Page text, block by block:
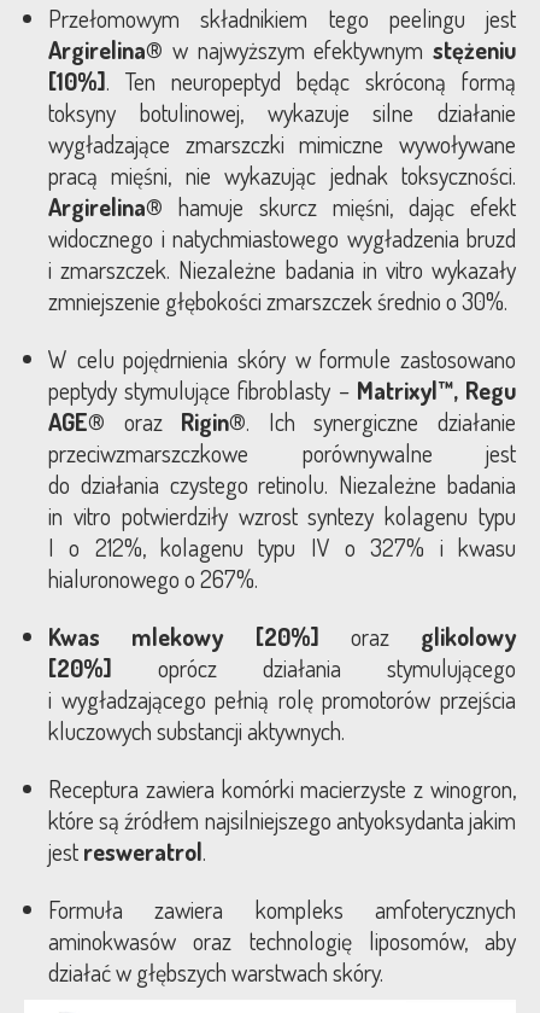
Przełomowym składnikiem tego peelingu jest
Argirelina® w najwyższym efektywnym stężeniu
[10%]. Ten neuropeptyd będąc skróconą formą
toksyny botulinowej, wykazuje silne działanie
wygładzające zmarszczki mimiczne wywoływane
pracą mięśni, nie wykazując jednak toksyczności.
Argirelina® hamuje skurcz mięśni, dając efekt
widocznego i natychmiastowego wygładzenia bruzd
i zmarszczek. Niezależne badania in vitro wykazały
zmniejszenie głębokości zmarszczek średnio o 30%.
W celu pojędrnienia skóry w formule zastosowano
peptydy stymulujące fibroblasty – Matrixyl™, Regu
AGE® oraz Rigin®. Ich synergiczne działanie
przeciwzmarszczkowe porównywalne jest
do działania czystego retinolu. Niezależne badania
in vitro potwierdziły wzrost syntezy kolagenu typu
I o 212%, kolagenu typu IV o 327% i kwasu
hialuronowego o 267%.
Kwas mlekowy [20%] oraz glikolowy
[20%] oprócz działania stymulującego
i wygładzającego pełnią rolę promotorów przejścia
kluczowych substancji aktywnych.
Receptura zawiera komórki macierzyste z winogron,
które są źródłem najsilniejszego antyoksydanta jakim
jestresweratrol.
Formuła zawiera kompleks amfoterycznych
aminokwasów oraz technologię liposomów, aby
działać w głębszych warstwach skóry.